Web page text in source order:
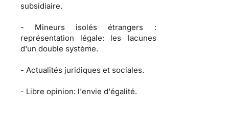
subsidiaire.
- Mineurs isolés étrangers :
représentation légale: les lacunes
d'un double système.
- Actualités juridiques et sociales.
- Libre opinion: l'envie d'égalité.